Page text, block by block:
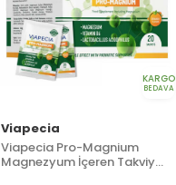
KARGO
BEDAVA
Viapecia
Viapecia Pro-Magnium
Magnezyum İçeren Takviye